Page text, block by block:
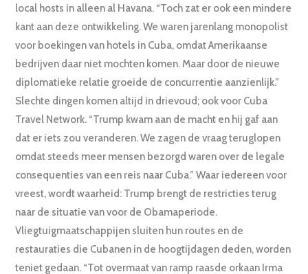
local hosts in alleen al Havana. “Toch zat er ook een mindere
kant aan deze ontwikkeling. We waren jarenlang monopolist
voor boekingen van hotels in Cuba, omdat Amerikaanse
bedrijven daar niet mochten komen. Maar door de nieuwe
diplomatieke relatie groeide de concurrentie aanzienlijk.”
Slechte dingen komen altijd in drievoud; ook voor Cuba
Travel Network. “Trump kwam aan de macht en hij gaf aan
dat er iets zou veranderen. We zagen de vraag teruglopen
omdat steeds meer mensen bezorgd waren over de legale
consequenties van een reis naar Cuba.” Waar iedereen voor
vreest, wordt waarheid: Trump brengt de restricties terug
naar de situatie van voor de Obamaperiode.
Vliegtuigmaatschappijen sluiten hun routes en de
restauraties die Cubanen in de hoogtijdagen deden, worden
teniet gedaan. “Tot overmaat van ramp raasde orkaan Irma